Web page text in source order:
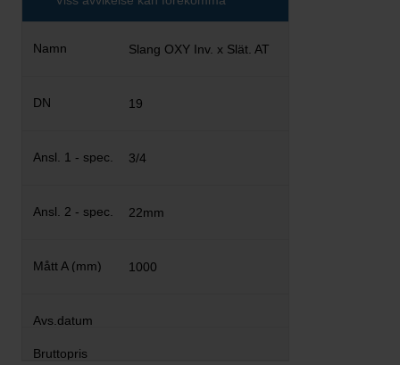
Slang OXY Inv. x Slät. AT
19
3/4
22mm
1000